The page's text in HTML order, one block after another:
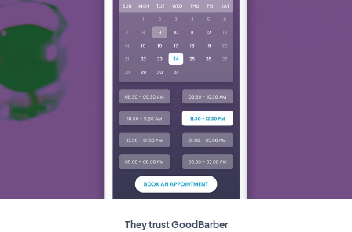
They trust GoodBarber